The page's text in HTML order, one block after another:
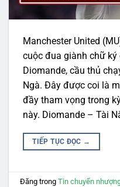
Manchester United
cuộc đua giành chữ ký
Diomande, cầu thủ
Ngà. Đây được coi là
đầy tham vọng trong
này. Diomande – Tài
TIẾP TỤC ĐỌC →
Đăng trongTin chuyển